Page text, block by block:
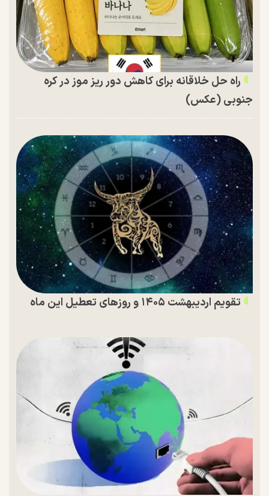
راه حل خلاقانه برای کاهش دور ریز موز در کره
جنوبی (عکس)
تقویم اردیبهشت ۱۴۰۵ و روز‌های تعطیل این ماه